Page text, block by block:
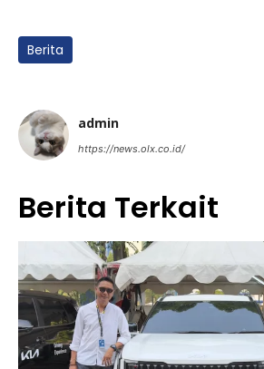
Berita
admin
https://news.olx.co.id/
Berita Terkait